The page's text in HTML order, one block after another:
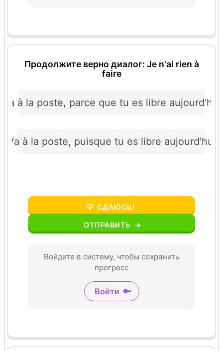
Продолжите верно диалог: Je n'ai rien à
faire
Va à la poste, parce que tu es libre aujourd'hui
Va à la poste, puisque tu es libre aujourd'hui
💡 СДАЮСЬ!
ОТПРАВИТЬ →
Войдите в систему, чтобы сохранить
прогресс
Войти 🔑